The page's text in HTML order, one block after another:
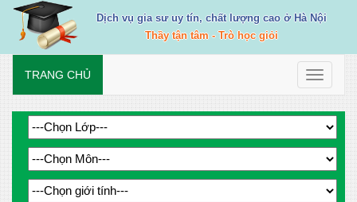
Dịch vụ gia sư uy tín, chất lượng cao ở Hà Nội
Thầy tận tâm - Trò học giỏi
Toggle
TRANG CHỦ